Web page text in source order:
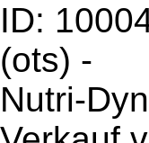
ID:
(ots) -
Nutri-